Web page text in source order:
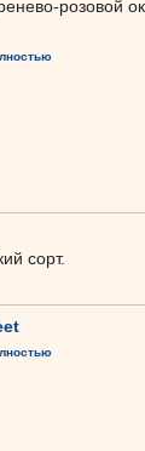
розовой
сорт.